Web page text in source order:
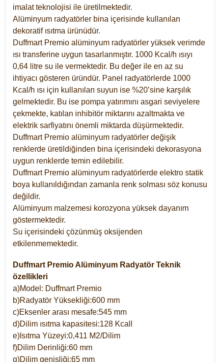
imalat teknolojisi ile üretilmektedir.
Alüminyum radyatörler bina içerisinde kullanılan
dekoratif ısıtma ürünüdür.
Duffmart Premio alüminyum radyatörler yüksek verimde
ısı transferine uygun tasarlanmıştır. 1000 Kcal/h ısıyı
0,64 litre su ile vermektedir. Bu değer ile en az su
ihtiyacı gösteren üründür. Panel radyatörlerde 1000
Kcal/h ısı için kullanılan suyun ise %20’sine karşılık
gelmektedir. Bu ise pompa yatırımını asgari seviyelere
çekmekte, katılan inhibitör miktarını azaltmakta ve
elektrik sarfiyatını önemli miktarda düşürmektedir.
Duffmart Premio alüminyum radyatörler değişik
renklerde üretildiğinden bina içerisindeki dekorasyona
uygun renklerde temin edilebilir.
Duffmart Premio alüminyum radyatörlerde elektro statik
boya kullanıldığından zamanla renk solması söz konusu
değildir.
Alüminyum malzemesi korozyona yüksek dayanım
göstermektedir.
Su içerisindeki çözünmüş oksijenden
etkilenmemektedir.
Duffmart Premio Alüminyum Radyatör Teknik
özellikleri
a)Model: Duffmart Premio
b)Radyatör Yüksekliği:600 mm
c)Eksenler arası mesafe:545 mm
d)Dilim ısıtma kapasitesi:128 Kcall
e)Isıtma Yüzeyi:0,411 M2/Dilim
f)Dilim Derinliği:60 mm
g)Dilim genişliği:65 mm